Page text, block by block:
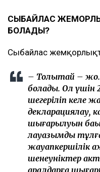
СЫБАЙЛАС
БОЛАДЫ?
Сыбайлас
– Толықтай –
болады. Ол үшін
шегеріліп келе
декларациялау,
шығарылуын
лауазымды
жауапкершілік
шенеуніктер
аралдарға